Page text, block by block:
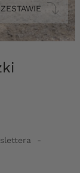
-